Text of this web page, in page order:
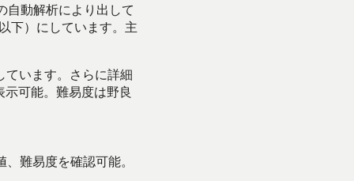
自動解析により出して
下）にしています。主
います。さらに詳細
可能。難易度は野良
難易度を確認可能。